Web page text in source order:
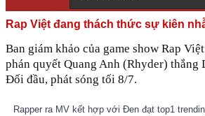
Rap Việt đang thách thức sự kiên
Ban giám khảo của game show Rap
phán quyết Quang Anh (Rhyder) thắng
Đối đầu, phát sóng tối 8/7.
Rapper ra MV kết hợp với Đen đạt top1